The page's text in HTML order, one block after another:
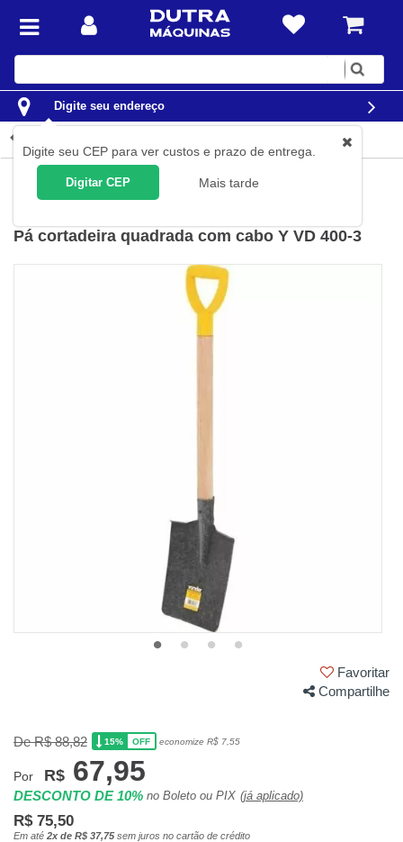
Digite
Digite seu endereço
Digite seu CEP para ver custos e prazo de entrega.
Digitar CEP Mais tarde
Jardim e Agrícola Ferramentas para Jardim
Pá cortadeira quadrada com cabo Y VD 400-3
Favoritar
Compartilhe
De R$ 88,82 15% OFF economize R$ 7,55
Por R$ 67,95
DESCONTO DE 10% no Boleto ou PIX (já aplicado)
R$ 75,50
Em até 2x de R$ 37,75sem juros no cartão de crédito